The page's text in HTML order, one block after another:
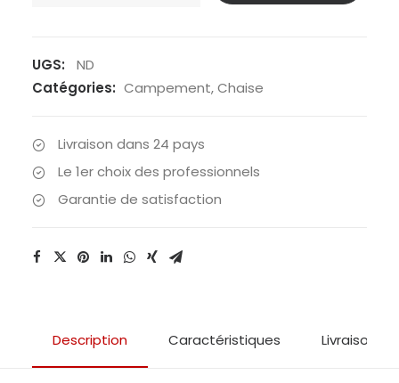
Chaise
Chair
UGS:
ND
Catégories: Campement,Chaise
Livraison dans 24 pays
Le 1er choix des professionnels
Garantie de satisfaction
Description Caractéristiques Livraison &